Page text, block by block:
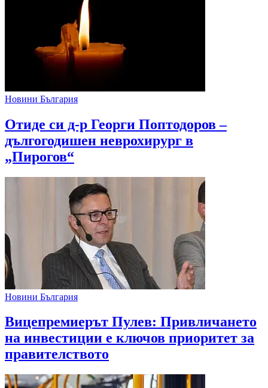
Новини България
Отиде си д-р Георги Поптодоров –
дългогодишен неврохирург в
„Пирогов“
Новини България
Вицепремиерът Пулев: Привличането
на инвестиции е ключов приоритет за
правителството